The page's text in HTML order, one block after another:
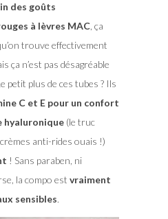
des goûts
à lèvres MAC, ça
trouve effectivement
ça n’est pas désagréable
petit plus de ces tubes ? Ils
C et E pour un confort
hyaluronique(le truc
anti-rides ouais !)
! Sans paraben, ni
la compo est vraiment
sensibles.